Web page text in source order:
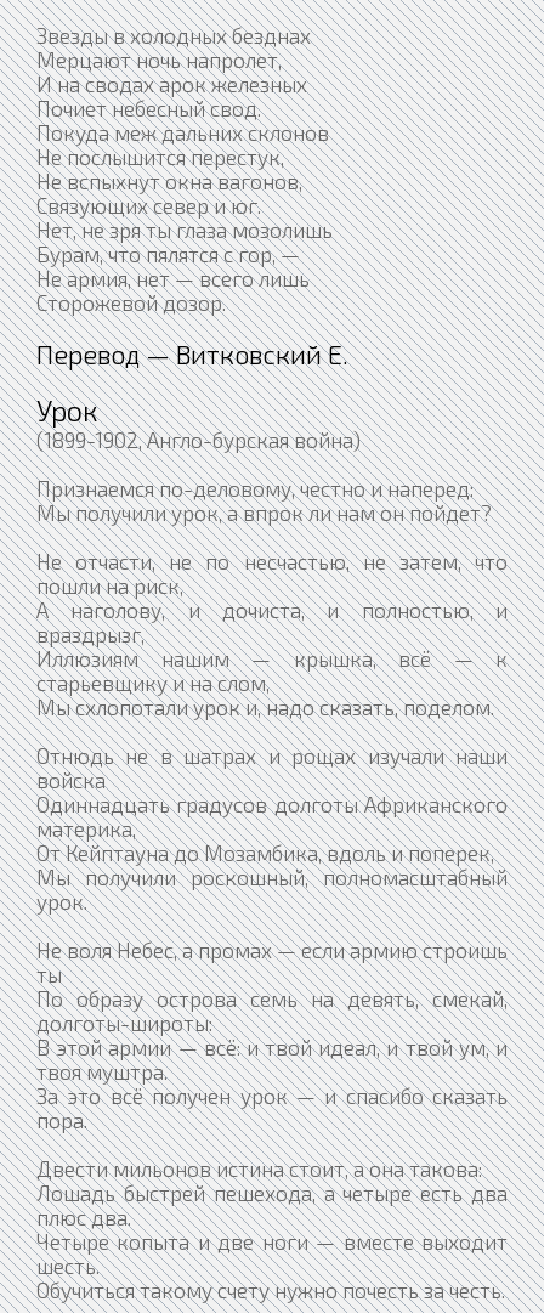
Звезды в холодных безднах
Мерцают ночь напролет,
И на сводах арок железных
Почиет небесный свод.
Покуда меж дальних склонов
Не послышится перестук,
Не вспыхнут окна вагонов,
Связующих север и юг.
Нет, не зря ты глаза мозолишь
Бурам, что пялятся с гор, —
Не армия, нет — всего лишь
Сторожевой дозор.
Перевод — Витковский Е.
Урок
(1899-1902, Англо-бурская война)
Признаемся по-деловому, честно и наперед:
Мы получили урок, а впрок ли нам он пойдет?
Не отчасти, не по несчастью, не затем, что
пошли на риск,
А наголову, и дочиста, и полностью, и
враздрызг,
Иллюзиям нашим — крышка, всё — к
старьевщику и на слом,
Мы схлопотали урок и, надо сказать, поделом.
Отнюдь не в шатрах и рощах изучали наши
войска
Одиннадцать градусов долготы Африканского
материка,
От Кейптауна до Мозамбика, вдоль и поперек,
Мы получили роскошный, полномасштабный
урок.
Не воля Небес, а промах — если армию строишь
ты
По образу острова семь на девять, смекай,
долготы-широты:
В этой армии — всё: и твой идеал, и твой ум, и
твоя муштра.
За это всё получен урок — и спасибо сказать
пора.
Двести мильонов истина стоит, а она такова:
Лошадь быстрей пешехода, а четыре есть два
плюс два.
Четыре копыта и две ноги — вместе выходит
шесть.
Обучиться такому счету нужно почесть за честь.